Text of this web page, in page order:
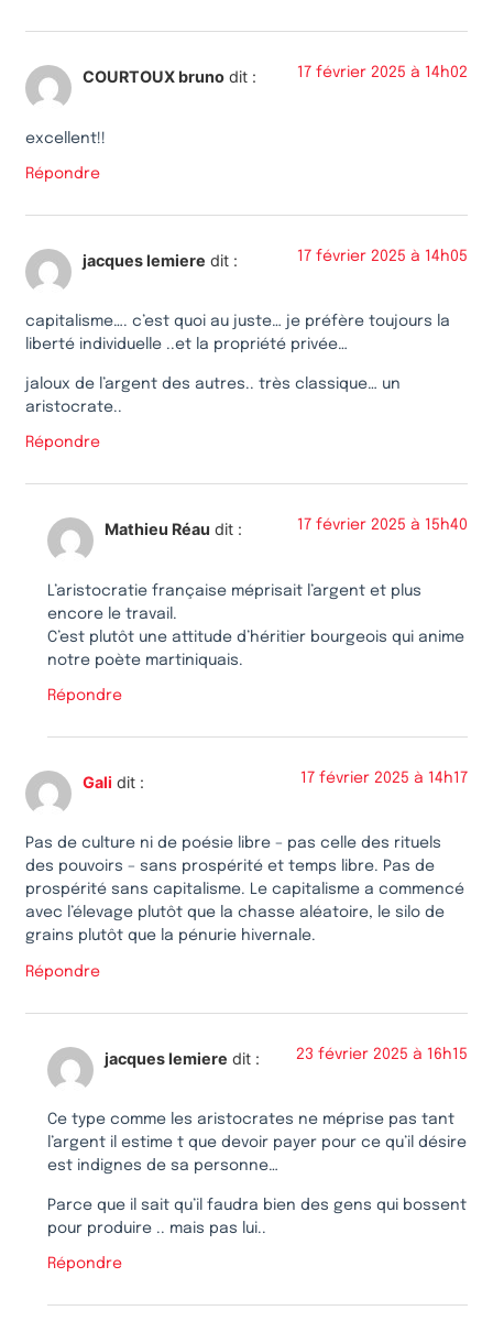
COURTOUX bruno dit : 17 février 2025 à 14h02
excellent!!
Répondre
jacques lemiere dit : 17 février 2025 à 14h05
capitalisme…. c’est quoi au juste… je préfère toujours la
liberté individuelle ..et la propriété privée…
jaloux de l’argent des autres.. très classique… un
aristocrate..
Répondre
Mathieu Réau dit : 17 février 2025 à 15h40
L’aristocratie française méprisait l’argent et plus
encore le travail.
C’est plutôt une attitude d’héritier bourgeois qui anime
notre poète martiniquais.
Répondre
Gali dit : 17 février 2025 à 14h17
Pas de culture ni de poésie libre – pas celle des rituels
des pouvoirs – sans prospérité et temps libre. Pas de
prospérité sans capitalisme. Le capitalisme a commencé
avec l’élevage plutôt que la chasse aléatoire, le silo de
grains plutôt que la pénurie hivernale.
Répondre
jacques lemiere dit : 23 février 2025 à 16h15
Ce type comme les aristocrates ne méprise pas tant
l’argent il estime t que devoir payer pour ce qu’il désire
est indignes de sa personne…
Parce que il sait qu’il faudra bien des gens qui bossent
pour produire .. mais pas lui..
Répondre